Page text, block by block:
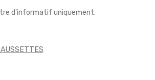
d'informatif uniquement.